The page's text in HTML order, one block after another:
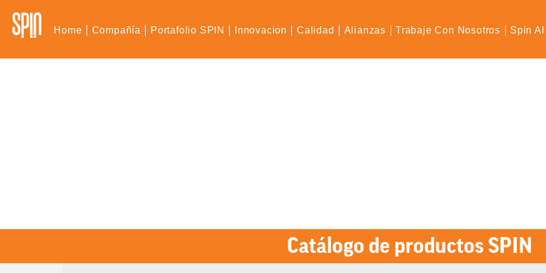
Home Compañía Portafolio SPIN Innovacion Calidad Alianzas Trabaje Con Nosotros Spin
Catálogo de productos SPIN